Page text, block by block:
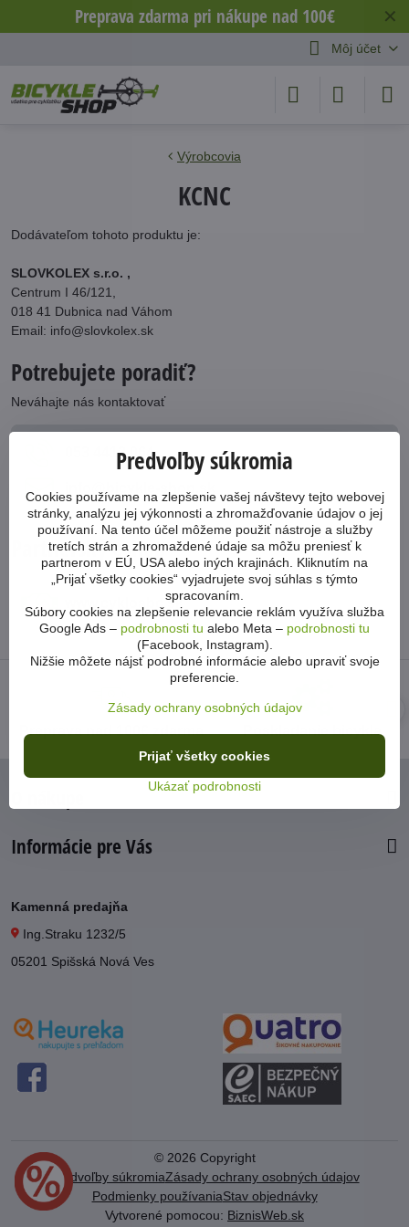
✕
Preprava zdarma pri nákupe nad 100€
Môj účet
Výrobcovia
KCNC
Dodávateľom tohoto produktu je:
SLOVKOLEX s.r.o. ,
Centrum I 46/121,
018 41 Dubnica nad Váhom
Email: info@slovkolex.sk
Potrebujete poradiť?
Neváhajte nás kontaktovať
053 4413 064
Partnerský eshop
www​.cykloabc​.sk
Preprava nad 100€ zdarma Poskladanie bicykla
Informácie pre Vás
Kamenná predajňa
Ing.Straku 1232/5
05201 Spišská Nová Ves
© 2026 Copyright
Predvoľby súkromiaZásady ochrany osobných údajov
Podmienky používaniaStav objednávky
Vytvorené pomocou: BiznisWeb.sk
Predvoľby súkromia
Cookies používame na zlepšenie vašej návštevy tejto webovej
stránky, analýzu jej výkonnosti a zhromažďovanie údajov o jej
používaní. Na tento účel môžeme použiť nástroje a služby
tretích strán a zhromaždené údaje sa môžu preniesť k
partnerom v EÚ, USA alebo iných krajinách. Kliknutím na
„Prijať všetky cookies“ vyjadrujete svoj súhlas s týmto
spracovaním.
Súbory cookies na zlepšenie relevancie reklám využíva služba
Google Ads – podrobnosti tu alebo Meta – podrobnosti tu
(Facebook, Instagram).
Nižšie môžete nájsť podrobné informácie alebo upraviť svoje
preferencie.
Zásady ochrany osobných údajov
Ukázať podrobnosti
Prijať všetky cookies